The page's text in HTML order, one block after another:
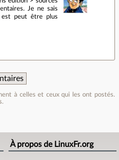
Je ne sais
peut être plus
à celles et ceux qui les ont postés.
À propos de LinuxFr.org